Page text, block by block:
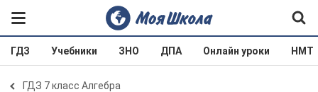
ГДЗ Учебники ЗНО ДПА Онлайн уроки НМТ
ГДЗ 7 класс Алгебра